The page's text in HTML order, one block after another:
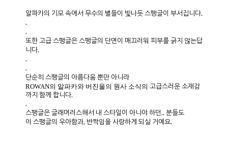
알파카의 기모 속에서 무수의 별들이 빛나듯 스팽글이 부서집니다.
.
.
또한 고급 스팽글은 스팽글의 단면이 매끄러워 피부를 긁지 않는답
니다.
.
.
단순히 스팽글의 아름다움 뿐만 아니라
ROWAN의 알파카와 버진울의 원사 소식의 고급스러운 소재감
까지 함께 합니다.
.
스팽글은 글래머러스해서 내 스타일이 아니야 하던.. 분들도
이 스팽글의 우아함과, 반짝임을 사랑하게 되실 거예요.